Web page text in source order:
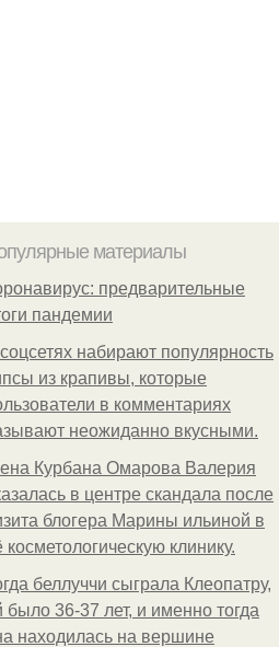
материалы
предварительные
пандемии
набирают популярность
из крапивы, которые
в комментариях
неожиданно вкусными.
Курбана Омарова Валерия
в центре скандала после
блогера Марины ильиной в
косметологическую клинику.
беллуччи сыграла Клеопатру,
было 36-37 лет, и именно тогда
находилась на вершине